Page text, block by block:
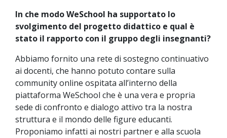
In che modo WeSchool ha supportato lo
svolgimento del progetto didattico e qual è
stato il rapporto con il gruppo degli insegnanti?
Abbiamo fornito una rete di sostegno continuativo
ai docenti, che hanno potuto contare sulla
community online ospitata all’interno della
piattaforma WeSchool che è una vera e propria
sede di confronto e dialogo attivo tra la nostra
struttura e il mondo delle figure educanti.
Proponiamo infatti ai nostri partner e alla scuola